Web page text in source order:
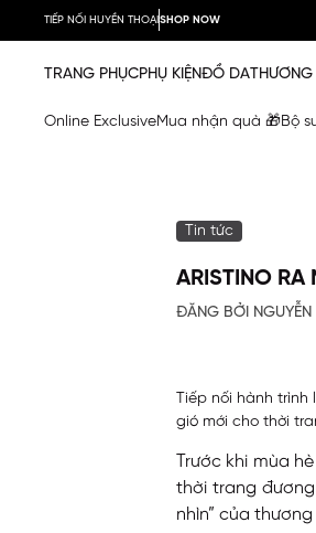
TIẾP NỐI HUYỀN THOẠISHOP NOW
TRANG PHỤCPHỤ KIỆNĐỒ DATHƯƠNG
Online ExclusiveMua nhận quà 🎁Bộ
Tin tức
ARISTINO RA
ĐĂNG BỞI NGUYỄN
Tiếp nối hành
gió mới cho thời
Trước khi mùa
thời trang đương
nhìn” của